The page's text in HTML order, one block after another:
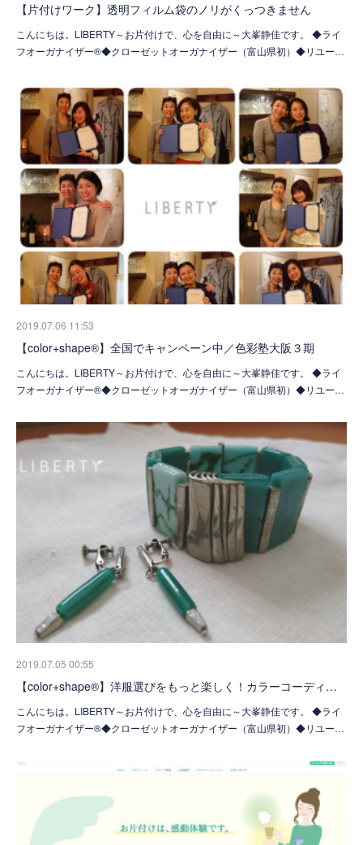
【片付けワーク】透明フィルム袋のノリがくっつきません
こんにちは。LIBERTY～お片付けで、心を自由に～大峯静佳です。 ◆ライ
フオーガナイザー®◆クローゼットオーガナイザー（富山県初）◆リユー…
2019.07.06 11:53
【color+shape®】全国でキャンペーン中／色彩塾大阪３期
こんにちは。LIBERTY～お片付けで、心を自由に～大峯静佳です。 ◆ライ
フオーガナイザー®◆クローゼットオーガナイザー（富山県初）◆リユー…
2019.07.05 00:55
【color+shape®】洋服選びをもっと楽しく！カラーコーディ…
こんにちは。LIBERTY～お片付けで、心を自由に～大峯静佳です。 ◆ライ
フオーガナイザー®◆クローゼットオーガナイザー（富山県初）◆リユー…